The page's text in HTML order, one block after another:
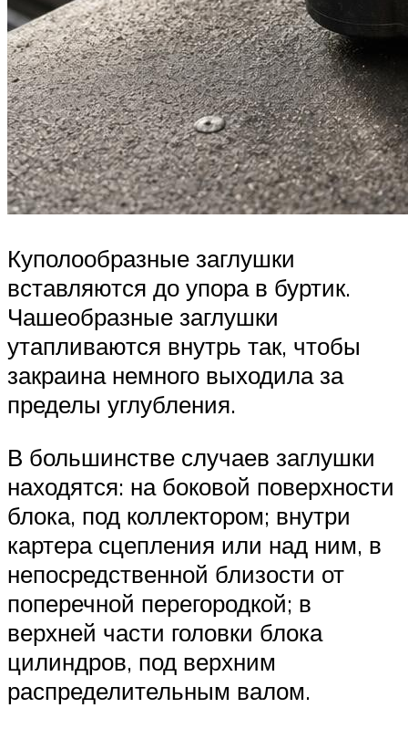
Куполообразные заглушки
вставляются до упора в буртик.
Чашеобразные заглушки
утапливаются внутрь так, чтобы
закраина немного выходила за
пределы углубления.
В большинстве случаев заглушки
находятся: на боковой поверхности
блока, под коллектором; внутри
картера сцепления или над ним, в
непосредственной близости от
поперечной перегородкой; в
верхней части головки блока
цилиндров, под верхним
распределительным валом.